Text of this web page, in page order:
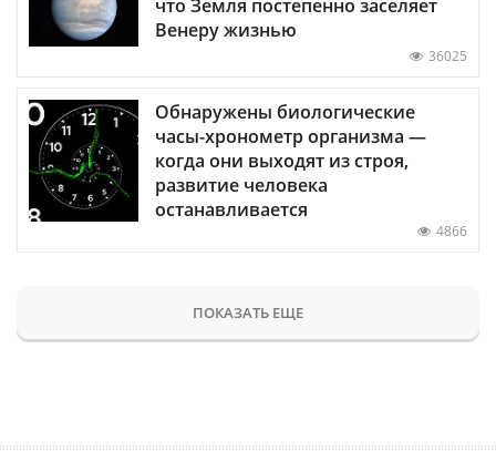
что Земля постепенно заселяет
Венеру жизнью
36025
Обнаружены биологические
часы-хронометр организма —
когда они выходят из строя,
развитие человека
останавливается
4866
ПОКАЗАТЬ ЕЩЕ